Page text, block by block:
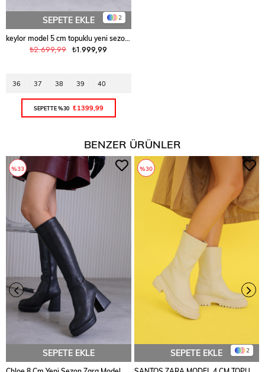
2
SEPETE EKLE
₺1.999,99
₺2.699,99
36 37 38 39 40
SEPETTE %30 ₺1399,99
BENZER ÜRÜNLER
SEPETE EKLE
%33
2
SEPETE EKLE
%30